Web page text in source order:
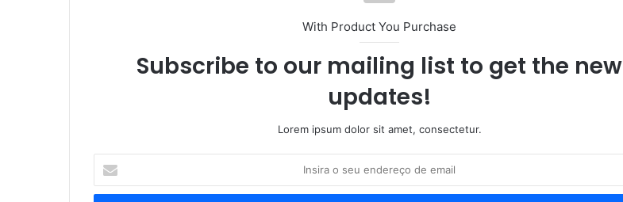
With Product You Purchase
Subscribe to our mailing list to get the new
updates!
Lorem ipsum dolor sit amet, consectetur.
seu